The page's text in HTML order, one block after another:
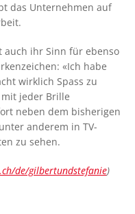
das Unternehmen auf
auch ihr Sinn für ebenso
«Ich habe
wirklich Spass zu
jeder Brille
neben dem bisherigen
anderem in TV-
zu sehen.
de/gilbertundstefanie)